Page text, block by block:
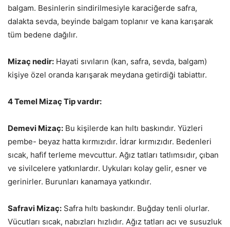
balgam. Besinlerin sindirilmesiyle karaciğerde safra,
dalakta sevda, beyinde balgam toplanır ve kana karışarak
tüm bedene dağılır.
Mizaç nedir: Hayati sıvıların (kan, safra, sevda, balgam)
kişiye özel oranda karışarak meydana getirdiği tabiattır.
4 Temel Mizaç Tip vardır:
Demevi Mizaç: Bu kişilerde kan hıltı baskındır. Yüzleri
pembe- beyaz hatta kırmızıdır. İdrar kırmızıdır. Bedenleri
sıcak, hafif terleme mevcuttur. Ağız tatları tatlımsıdır, çıban
ve sivilcelere yatkınlardır. Uykuları kolay gelir, esner ve
gerinirler. Burunları kanamaya yatkındır.
Safravi Mizaç: Safra hıltı baskındır. Buğday tenli olurlar.
Vücutları sıcak, nabızları hızlıdır. Ağız tatları acı ve susuzluk